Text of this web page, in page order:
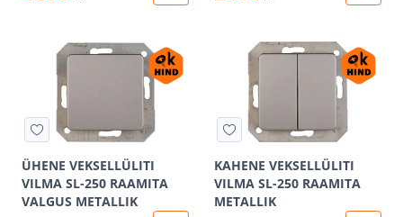
ÜHENE VEKSELLÜLITI
VILMA SL-250 RAAMITA
VALGUS METALLIK
KAHENE VEKSELLÜLITI
VILMA SL-250 RAAMITA
METALLIK